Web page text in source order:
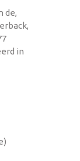
de,
in